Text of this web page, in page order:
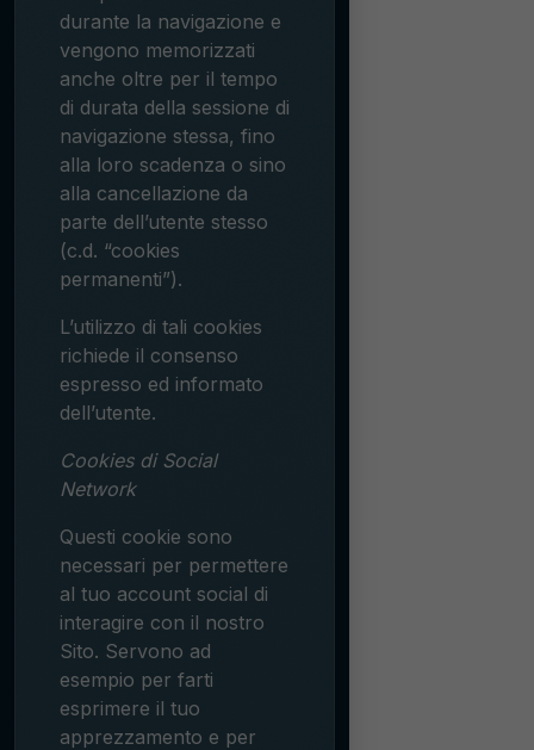
durante la navigazione e
vengono memorizzati
anche oltre per il tempo
di durata della sessione di
navigazione stessa, fino
alla loro scadenza o sino
alla cancellazione da
parte dell’utente stesso
(c.d. “cookies
permanenti”).
L’utilizzo di tali cookies
richiede il consenso
espresso ed informato
dell’utente.
Cookies di Social
Network
Questi cookie sono
necessari per permettere
al tuo account social di
interagire con il nostro
Sito. Servono ad
esempio per farti
esprimere il tuo
apprezzamento e per